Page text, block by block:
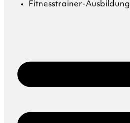
Fitnesstrainer-Ausbildung